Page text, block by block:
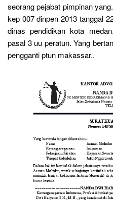
seorang pejabat pimpinan
kep 007 dinpen 2013 tanggal
dinas pendidikan kota
pasal 3 uu peratun. Yang
pengganti ptun makassar..